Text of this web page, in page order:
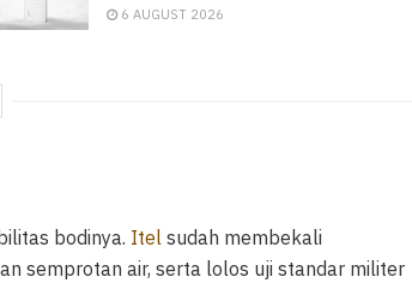
6 AUGUST 2026
bodinya. Itel sudah membekali
semprotan air, serta lolos uji standar militer